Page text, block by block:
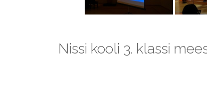
Nissi kooli 3. klassi